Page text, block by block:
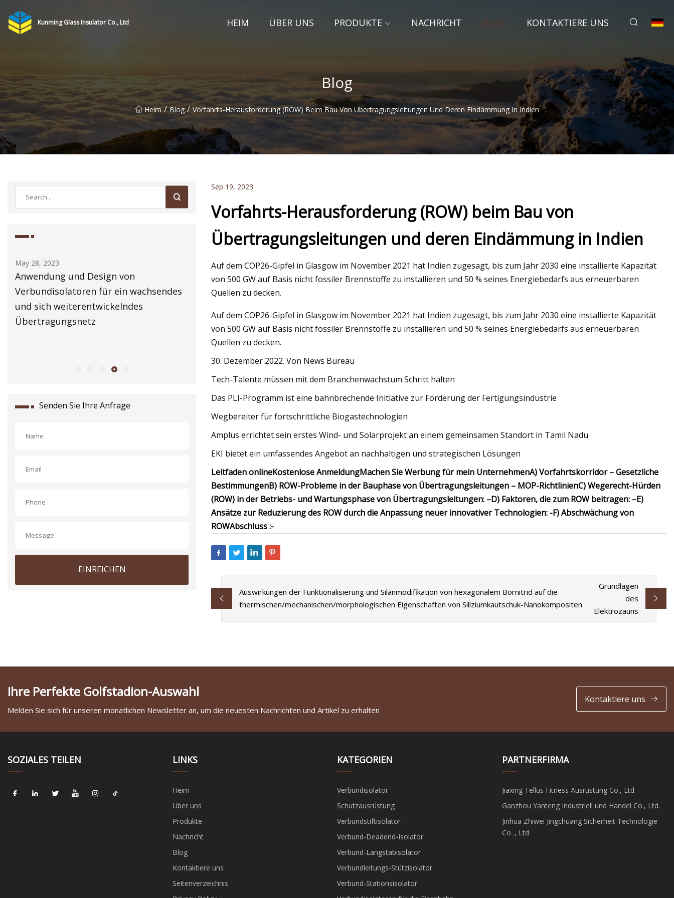
Kunming Glass Insulator Co., Ltd HEIM ÜBER UNS PRODUKTE NACHRICHT BLOG KONTAKTIERE UNS
Blog
Heim / Blog / Vorfahrts-Herausforderung (ROW) Beim Bau Von Übertragungsleitungen Und Deren Eindämmung In Indien
May 28, 2023
Anwendung und Design von
Verbundisolatoren für ein wachsendes
und sich weiterentwickelndes
Übertragungsnetz
May 29, 2023
Erweiterung von quasi
May 25, 2023
Optimierung der seismischen Leistung
Senden Sie Ihre Anfrage
EINREICHEN
Sep 19, 2023
Vorfahrts-Herausforderung (ROW) beim Bau von
Übertragungsleitungen und deren Eindämmung in Indien
Auf dem COP26-Gipfel in Glasgow im November 2021 hat Indien zugesagt, bis zum Jahr 2030 eine installierte Kapazität
von 500 GW auf Basis nicht fossiler Brennstoffe zu installieren und 50 % seines Energiebedarfs aus erneuerbaren
Quellen zu decken.
Auf dem COP26-Gipfel in Glasgow im November 2021 hat Indien zugesagt, bis zum Jahr 2030 eine installierte Kapazität
von 500 GW auf Basis nicht fossiler Brennstoffe zu installieren und 50 % seines Energiebedarfs aus erneuerbaren
Quellen zu decken.
30. Dezember 2022. Von News Bureau
Tech-Talente müssen mit dem Branchenwachstum Schritt halten
Das PLI-Programm ist eine bahnbrechende Initiative zur Förderung der Fertigungsindustrie
Wegbereiter für fortschrittliche Biogastechnologien
Amplus errichtet sein erstes Wind- und Solarprojekt an einem gemeinsamen Standort in Tamil Nadu
EKI bietet ein umfassendes Angebot an nachhaltigen und strategischen Lösungen
Leitfaden onlineKostenlose AnmeldungMachen Sie Werbung für mein UnternehmenA) Vorfahrtskorridor – Gesetzliche
BestimmungenB) ROW-Probleme in der Bauphase von Übertragungsleitungen – MOP-RichtlinienC) Wegerecht-Hürden
(ROW) in der Betriebs- und Wartungsphase von Übertragungsleitungen: –D) Faktoren, die zum ROW beitragen: –E)
Ansätze zur Reduzierung des ROW durch die Anpassung neuer innovativer Technologien: -F) Abschwächung von
ROWAbschluss :-
Auswirkungen der Funktionalisierung und Silanmodifikation von hexagonalem Bornitrid auf die
thermischen/mechanischen/morphologischen Eigenschaften von Siliziumkautschuk-Nanokompositen
Grundlagen
des
Elektrozauns
Ihre Perfekte Golfstadion-Auswahl
Melden Sie sich für unseren monatlichen Newsletter an, um die neuesten Nachrichten und Artikel zu erhalten
Kontaktiere uns
SOZIALES TEILEN LINKS
Heim
Über uns
Produkte
Nachricht
Blog
Kontaktiere uns
Seitenverzeichnis
KATEGORIEN
Verbundisolator
Schutzausrüstung
Verbundstiftisolator
Verbund-Deadend-Isolator
Verbund-Langstabisolator
Verbundleitungs-Stützisolator
Verbund-Stationsisolator
PARTNERFIRMA
Jiaxing Tellus Fitness Ausrüstung Co., Ltd.
Ganzhou Yanteng Industriell und Handel Co., Ltd.
Jinhua Zhiwei Jingchuang Sicherheit Technologie
Co ., Ltd